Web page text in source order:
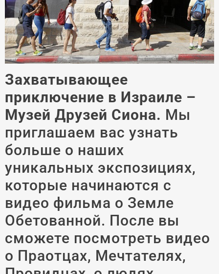
Захватывающее
приключение в Израиле –
Музей Друзей Сиона. Мы
приглашаем вас узнать
больше о наших
уникальных экспозициях,
которые начинаются с
видео фильма о Земле
Обетованной. После вы
сможете посмотреть видео
о Праотцах, Мечтателях,